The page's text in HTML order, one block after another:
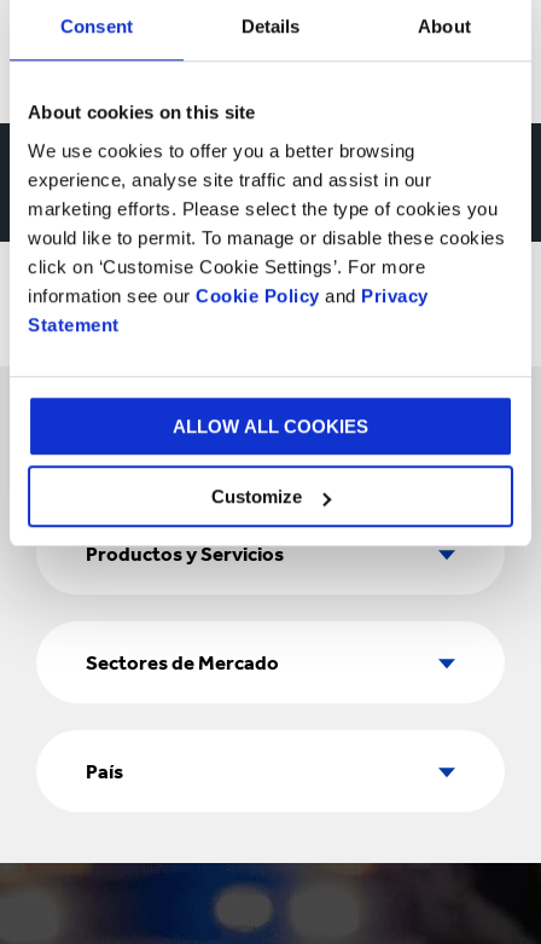
Consent Details About
About cookies on this site
We use cookies to offer you a better browsing
experience, analyse site traffic and assist in our
marketing efforts. Please select the type of cookies you
would like to permit. To manage or disable these cookies
click on ‘Customise Cookie Settings’. For more
information see our Cookie Policy and Privacy
Statement
ALLOW ALL COOKIES
Customize
Inspírate con una visita a
uno de nuestros Centros
de Experiencia
Productos
y
Productos y Servicios
Sectores de Mercado
País